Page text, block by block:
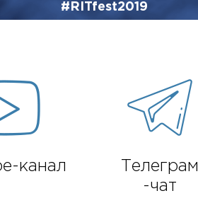
#RITfest2019
канал
Телеграм
-чат